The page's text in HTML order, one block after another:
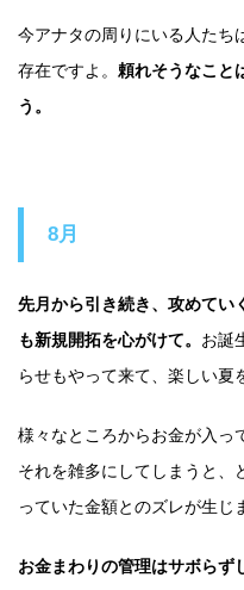
今アナタの周りにいる人たち
存在ですよ。 頼れそうなこと
う。
8月
先月から引き続き、攻めてい
も新規開拓を心がけて。 お誕
らせもやって来て、楽しい夏
様々なところからお金が入っ
それを雑多にしてしまうと、
っていた金額とのズレが生じ
お金まわりの管理はサボらず